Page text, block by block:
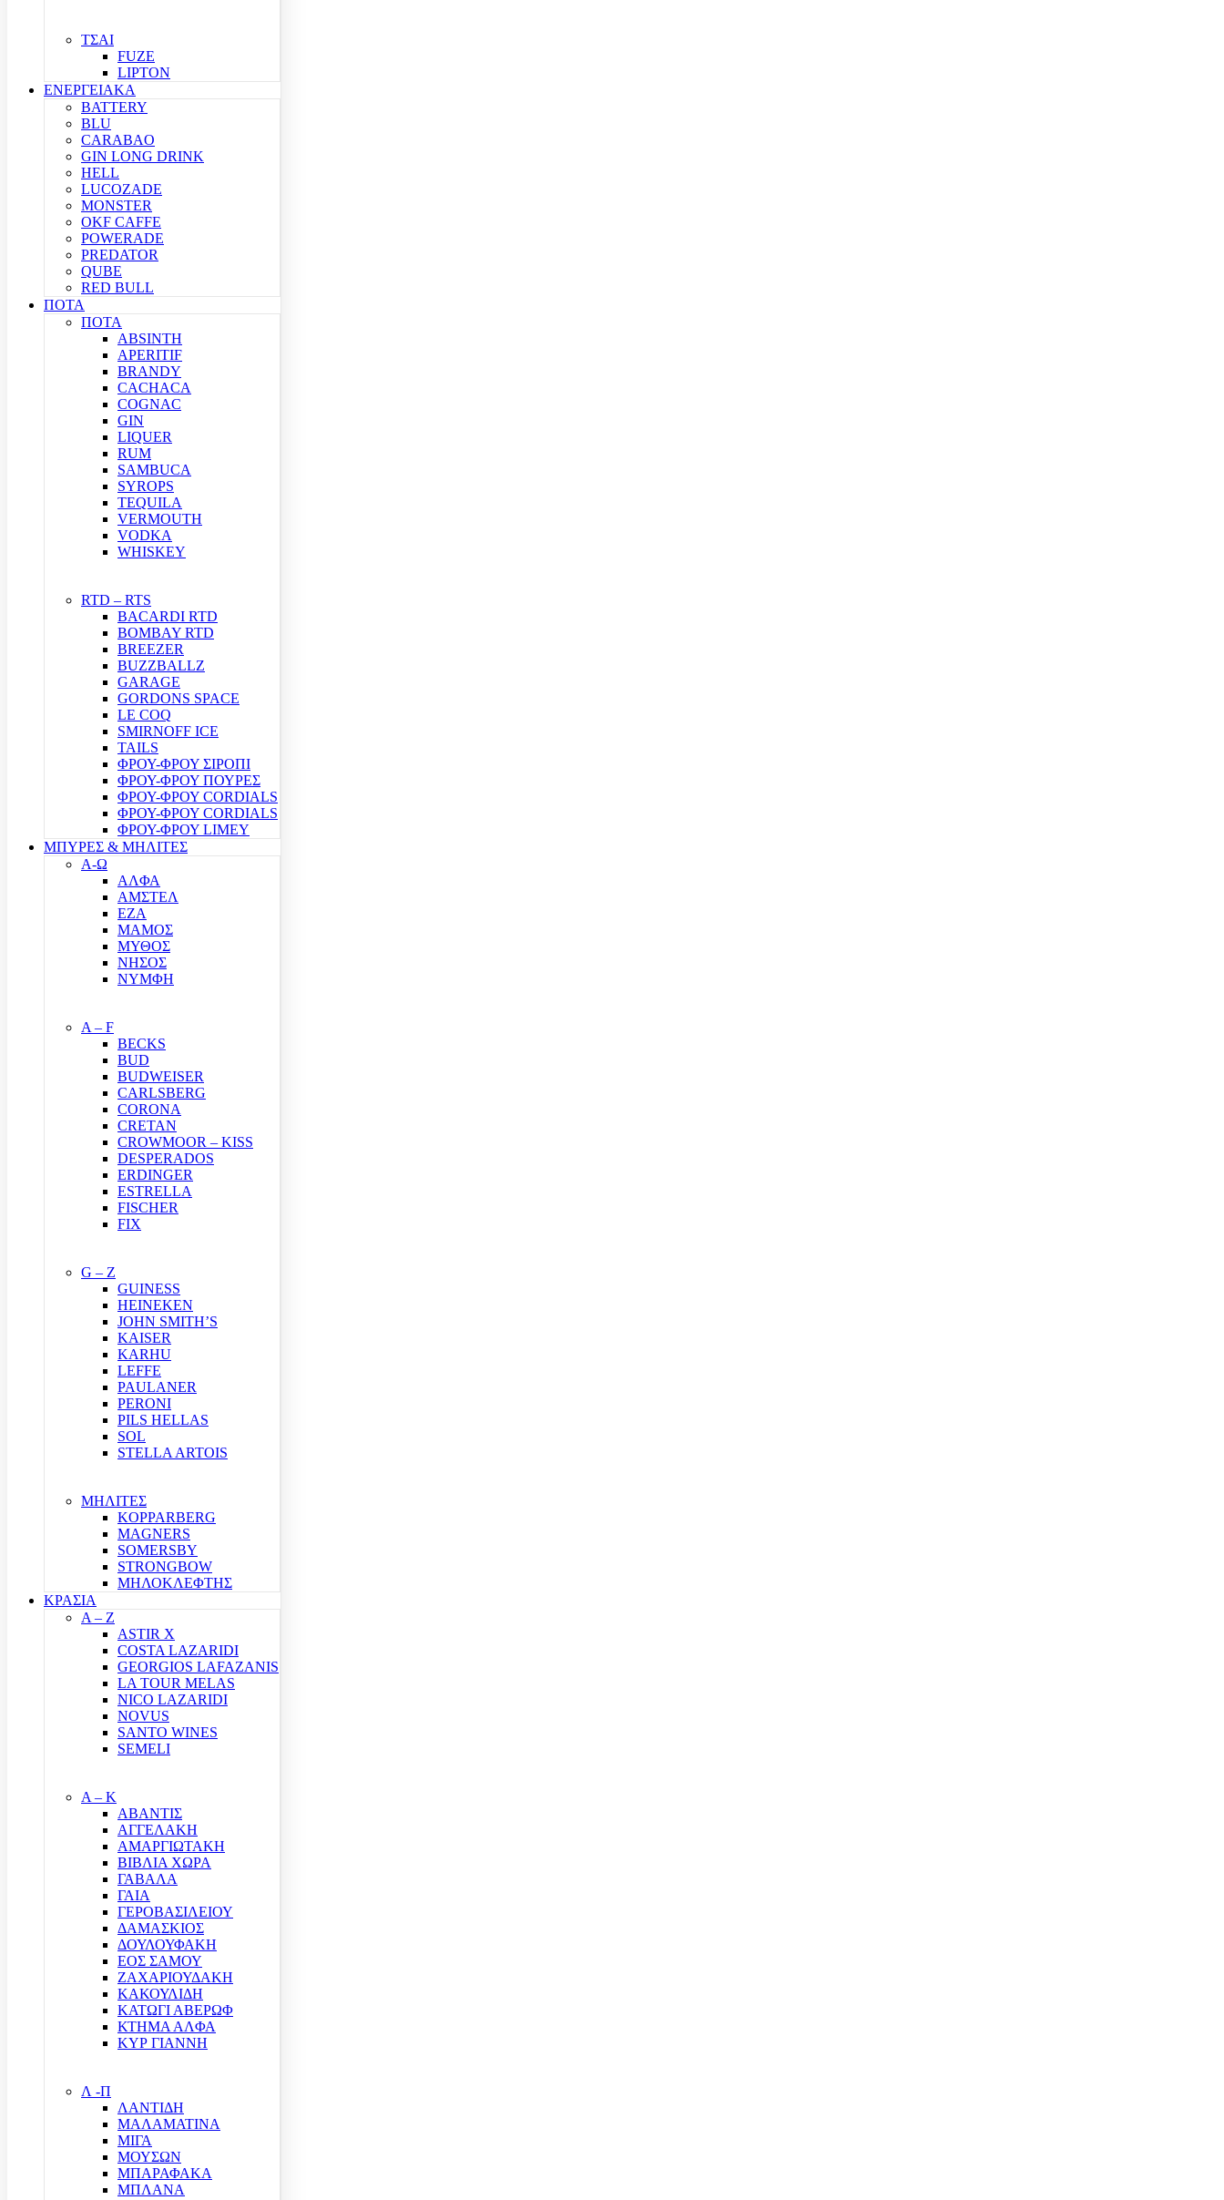
ΤΣΑΙ
FUZE
LIPTON
ΕΝΕΡΓΕΙΑΚΑ
BATTERY
BLU
CARABAO
GIN LONG DRINK
HELL
LUCOZADE
MONSTER
OKF CAFFE
POWERADE
PREDATOR
QUBE
RED BULL
ΠΟΤΑ
ΠΟΤΑ
ABSINTH
APERITIF
BRANDY
CACHACA
COGNAC
GIN
LIQUER
RUM
SAMBUCA
SYROPS
TEQUILA
VERMOUTH
VODKA
WHISKEY
RTD – RTS
BACARDI RTD
BOMBAY RTD
BREEZER
BUZZBALLZ
GARAGE
GORDONS SPACE
LE COQ
SMIRNOFF ICE
TAILS
ΦΡΟΥ-ΦΡΟΥ ΣΙΡΟΠΙ
ΦΡΟΥ-ΦΡΟΥ ΠΟΥΡΕΣ
ΦΡΟΥ-ΦΡΟΥ CORDIALS
ΦΡΟΥ-ΦΡΟΥ CORDIALS
ΦΡΟΥ-ΦΡΟΥ LIMEY
ΜΠΥΡΕΣ & ΜΗΛΙΤΕΣ
Α-Ω
ΑΛΦΑ
ΑΜΣΤΕΛ
ΕΖΑ
ΜΑΜΟΣ
ΜΥΘΟΣ
ΝΗΣΟΣ
ΝΥΜΦΗ
A – F
BECKS
BUD
BUDWEISER
CARLSBERG
CORONA
CRETAN
CROWMOOR – KISS
DESPERADOS
ERDINGER
ESTRELLA
FISCHER
FIX
G – Z
GUINESS
HEINEKEN
JOHN SMITH’S
KAISER
KARHU
LEFFE
PAULANER
PERONI
PILS HELLAS
SOL
STELLA ARTOIS
ΜΗΛΙΤΕΣ
KOPPARBERG
MAGNERS
SOMERSBY
STRONGBOW
ΜΗΛΟΚΛΕΦΤΗΣ
ΚΡΑΣΙΑ
A – Z
ASTIR X
COSTA LAZARIDI
GEORGIOS LAFAZANIS
LA TOUR MELAS
NICO LAZARIDI
NOVUS
SANTO WINES
SEMELI
Α – Κ
ΑΒΑΝΤΙΣ
ΑΓΓΕΛΑΚΗ
ΑΜΑΡΓΙΩΤΑΚΗ
ΒΙΒΛΙΑ ΧΩΡΑ
ΓΑΒΑΛΑ
ΓΑΙΑ
ΓΕΡΟΒΑΣΙΛΕΙΟΥ
ΔΑΜΑΣΚΙΟΣ
ΔΟΥΛΟΥΦΑΚΗ
ΕΟΣ ΣΑΜΟΥ
ΖΑΧΑΡΙΟΥΔΑΚΗ
ΚΑΚΟΥΛΙΔΗ
ΚΑΤΩΓΙ ΑΒΕΡΩΦ
ΚΤΗΜΑ ΑΛΦΑ
ΚΥΡ ΓΙΑΝΝΗ
Λ -Π
ΛΑΝΤΙΔΗ
ΜΑΛΑΜΑΤΙΝΑ
ΜΙΓΑ
ΜΟΥΣΩΝ
ΜΠΑΡΑΦΑΚΑ
ΜΠΛΑΝΑ